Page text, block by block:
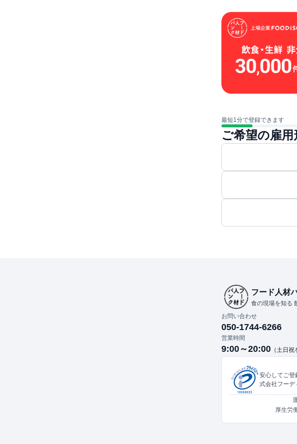
最短1分で登録できます
ご希望の雇
フード人材
食の現場を知る
お問い合わせ
050-1744-6266
営業時間
9:00～20:00 （土日祝
安心してご登
式会社フーデ
厚生労